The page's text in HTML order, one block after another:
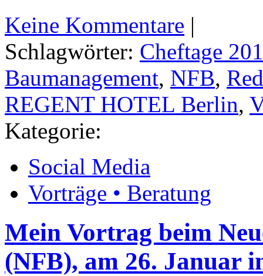
Keine Kommentare |
Schlagwörter: Cheftage
Baumanagement, NFB,
REGENT HOTEL Berlin,
Kategorie:
Social Media
Vorträge • Beratung
Mein Vortrag beim
(NFB), am 26. Januar